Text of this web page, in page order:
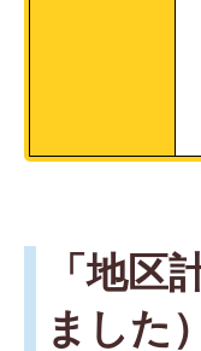
「地区
ました）